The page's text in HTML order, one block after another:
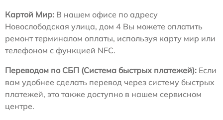
Картой Мир: В нашем офисе по адресу
Новослободская улица, дом 4 Вы можете оплатить
ремонт терминалом оплаты, используя карту мир или
телефоном с функцией NFC.
Переводом по СБП (Система быстрых платежей): Если
вам удобнее сделать перевод через систему быстрых
платежей, это также доступно в нашем сервисном
центре.